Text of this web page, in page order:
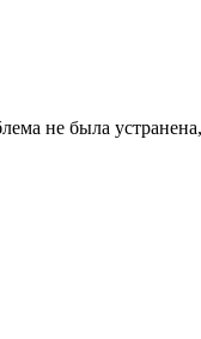
не была